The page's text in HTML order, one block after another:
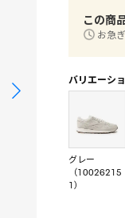
この商
お急
バリエーシ
グレー
（10026215
1）